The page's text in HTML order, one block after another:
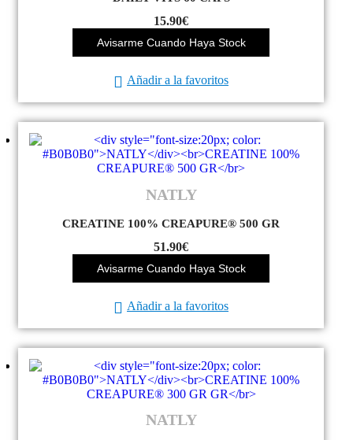
15.90€
Avisarme Cuando Haya Stock
Añadir a la favoritos
NATLY
CREATINE 100% CREAPURE® 500 GR
51.90€
Avisarme Cuando Haya Stock
Añadir a la favoritos
NATLY